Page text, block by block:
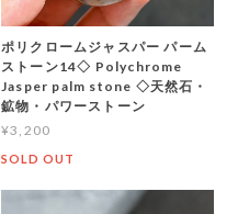
ポリクロームジャスパー パーム
ストーン14◇ Polychrome
Jasper palm stone ◇天然石・
鉱物・パワーストーン
¥3,200
SOLD OUT